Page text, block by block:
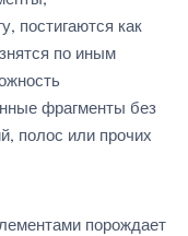
постигаются как
по иным
фрагменты без
полос или прочих
порождает